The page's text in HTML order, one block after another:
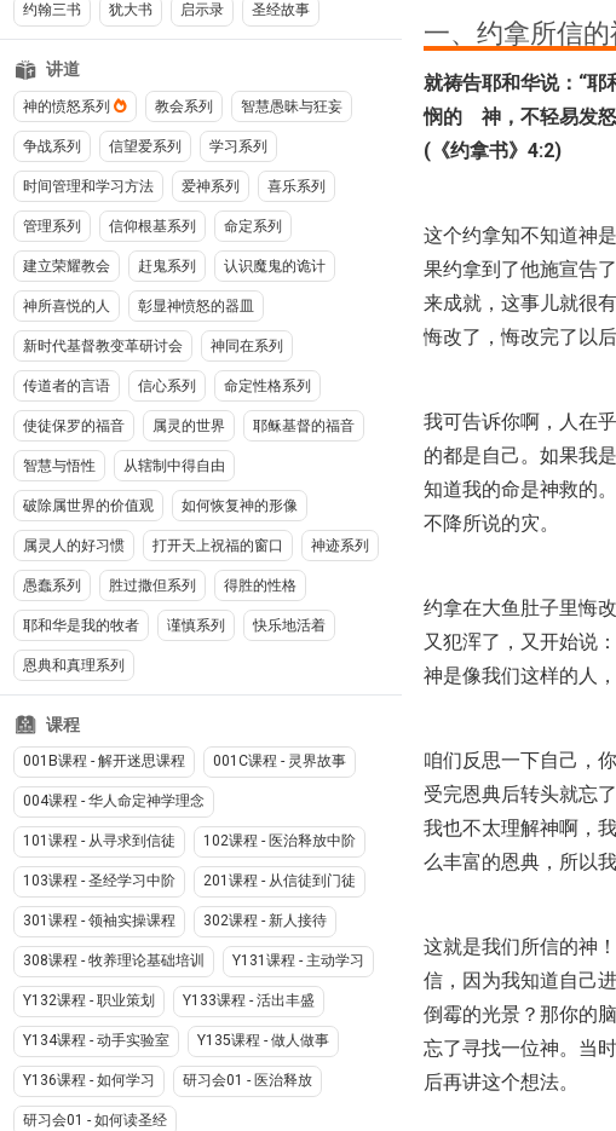
约翰三书 犹大书 启示录 圣经故事
讲道
神的愤怒系列 教会系列 智慧愚昧与狂妄
争战系列 信望爱系列 学习系列
时间管理和学习方法 爱神系列 喜乐系列
管理系列 信仰根基系列 命定系列
建立荣耀教会 赶鬼系列 认识魔鬼的诡计
神所喜悦的人 彰显神愤怒的器皿
新时代基督教变革研讨会 神同在系列
传道者的言语 信心系列 命定性格系列
使徒保罗的福音 属灵的世界 耶稣基督的福音
智慧与悟性 从辖制中得自由
破除属世界的价值观 如何恢复神的形像
属灵人的好习惯 打开天上祝福的窗口 神迹系列
愚蠢系列 胜过撒但系列 得胜的性格
耶和华是我的牧者 谨慎系列 快乐地活着
恩典和真理系列
课程
001B课程 - 解开迷思课程 001C课程 - 灵界故事
004课程 - 华人命定神学理念
101课程 - 从寻求到信徒 102课程 - 医治释放中阶
103课程 - 圣经学习中阶 201课程 - 从信徒到门徒
301课程 - 领袖实操课程 302课程 - 新人接待
308课程 - 牧养理论基础培训 Y131课程 - 主动学习
Y132课程 - 职业策划 Y133课程 - 活出丰盛
Y134课程 - 动手实验室 Y135课程 - 做人做事
Y136课程 - 如何学习 研习会01 - 医治释放
研习会01 - 如何读圣经
一、约拿所信的
就祷告耶和华说：“耶
悯的 神，不轻易发怒
(《约拿书》4:2)
这个约拿知不知道神
果约拿到了他施宣告
来成就，这事儿就很
悔改了，悔改完了以
我可告诉你啊，人在
的都是自己。如果我
知道我的命是神救的
不降所说的灾。
约拿在大鱼肚子里悔
又犯浑了，又开始说
神是像我们这样的人
咱们反思一下自己，
受完恩典后转头就忘
我也不太理解神啊，
么丰富的恩典，所以
这就是我们所信的神
信，因为我知道自己
倒霉的光景？那你的
忘了寻找一位神。当
后再讲这个想法。